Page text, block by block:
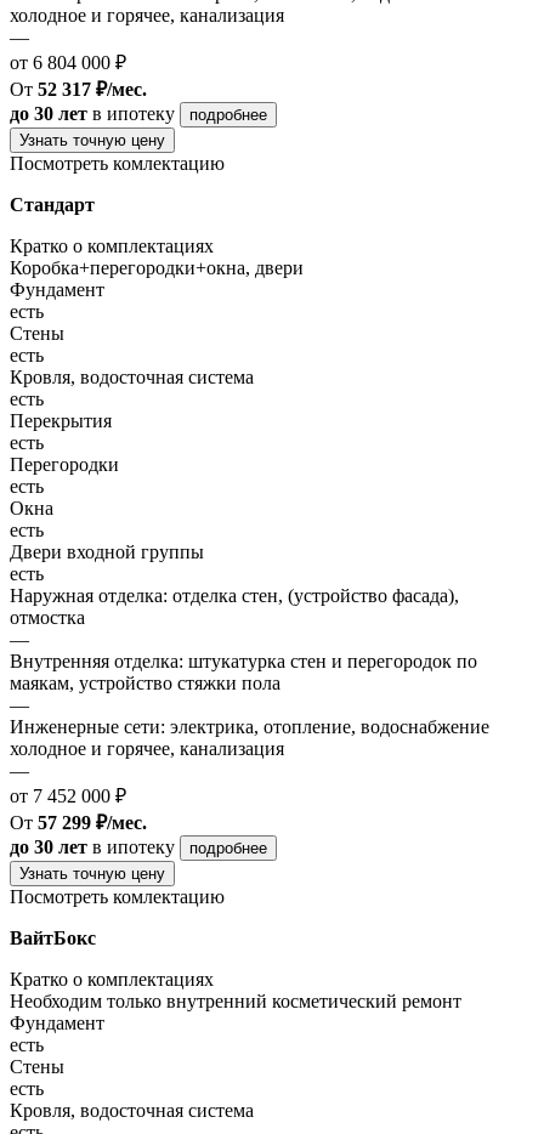
холодное и горячее, канализация
—
от 6 804 000 ₽
От 52 317 ₽/мес.
до 30 лет в ипотеку
подробнее
Узнать точную цену
Посмотреть комлектацию
Стандарт
Кратко о комплектациях
Коробка+перегородки+окна, двери
Фундамент
есть
Стены
есть
Кровля, водосточная система
есть
Перекрытия
есть
Перегородки
есть
Окна
есть
Двери входной группы
есть
Наружная отделка: отделка стен, (устройство фасада),
отмостка
—
Внутренняя отделка: штукатурка стен и перегородок по
маякам, устройство стяжки пола
—
Инженерные сети: электрика, отопление, водоснабжение
холодное и горячее, канализация
—
от 7 452 000 ₽
От 57 299 ₽/мес.
до 30 лет в ипотеку
подробнее
Узнать точную цену
Посмотреть комлектацию
ВайтБокс
Кратко о комплектациях
Необходим только внутренний косметический ремонт
Фундамент
есть
Стены
есть
Кровля, водосточная система